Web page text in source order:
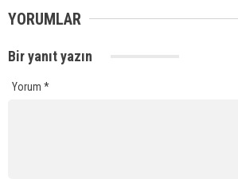
YORUMLAR
Bir yanıt yazın
Yorum *